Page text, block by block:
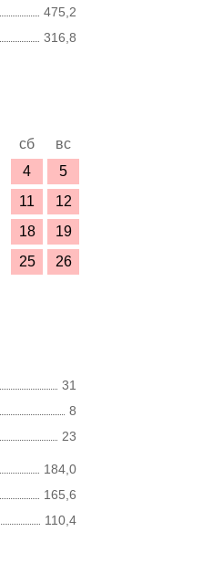
475,2
316,8
сб
вс
4
5
11
12
18
19
25
26
31
8
23
184,0
165,6
110,4